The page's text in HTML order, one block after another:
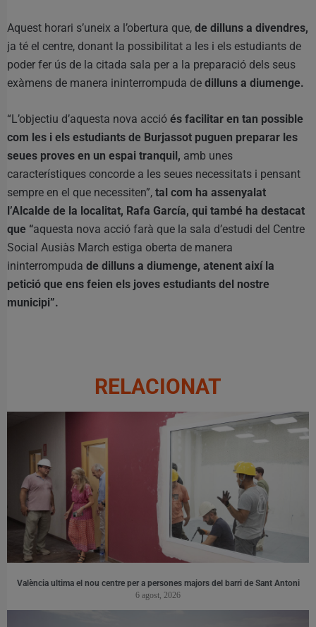
Aquest horari s’uneix a l’obertura que, de dilluns a divendres,
ja té el centre, donant la possibilitat a les i els estudiants de
poder fer ús de la citada sala per a la preparació dels seus
exàmens de manera ininterrompuda de dilluns a diumenge.
“L’objectiu d’aquesta nova acció és facilitar en tan possible
com les i els estudiants de Burjassot puguen preparar les
seues proves en un espai tranquil, amb unes
característiques concorde a les seues necessitats i pensant
sempre en el que necessiten”, tal com ha assenyalat
l’Alcalde de la localitat, Rafa García, qui també ha destacat
que “aquesta nova acció farà que la sala d’estudi del Centre
Social Ausiàs March estiga oberta de manera
ininterrompuda de dilluns a diumenge, atenent així la
petició que ens feien els joves estudiants del nostre
municipi”.
RELACIONAT
València ultima el nou centre per a persones majors del barri de Sant Antoni
6 agost, 2026